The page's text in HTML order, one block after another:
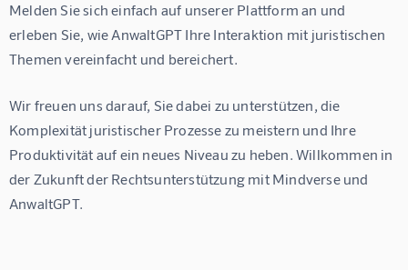
Melden Sie sich einfach auf unserer Plattform an und
erleben Sie, wie AnwaltGPT Ihre Interaktion mit juristischen
Themen vereinfacht und bereichert.
Wir freuen uns darauf, Sie dabei zu unterstützen, die
Komplexität juristischer Prozesse zu meistern und Ihre
Produktivität auf ein neues Niveau zu heben. Willkommen in
der Zukunft der Rechtsunterstützung mit Mindverse und
AnwaltGPT.